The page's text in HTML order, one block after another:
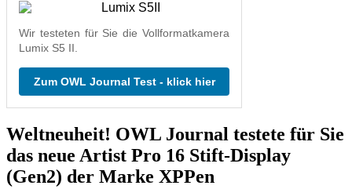
Wir testeten für Sie die Vollformatkamera
Lumix S5 II.
Zum OWL Journal Test - klick hier
Weltneuheit! OWL Journal testete für Sie
das neue Artist Pro 16 Stift-Display
(Gen2) der Marke XPPen